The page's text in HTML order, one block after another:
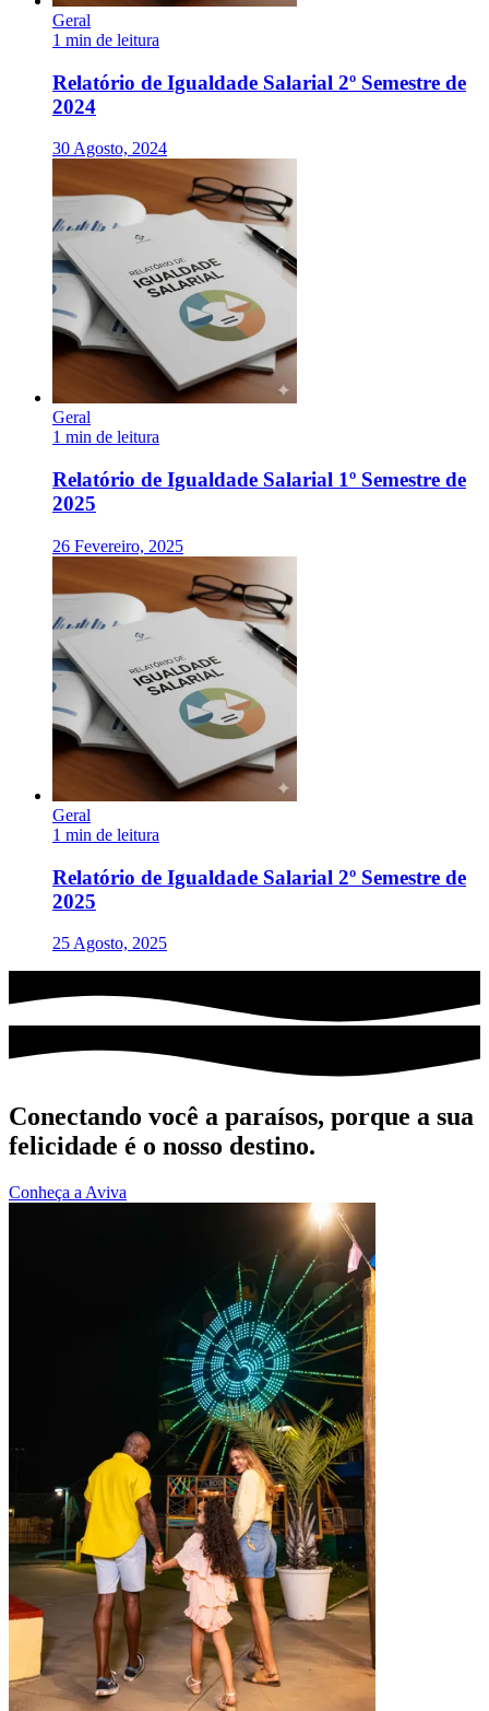
Geral
1 min de leitura
Relatório de Igualdade Salarial 2º Semestre de
2024
30 Agosto, 2024
Geral
1 min de leitura
Relatório de Igualdade Salarial 1º Semestre de
2025
26 Fevereiro, 2025
Geral
1 min de leitura
Relatório de Igualdade Salarial 2º Semestre de
2025
25 Agosto, 2025
Conectando você a paraísos, porque a sua
felicidade é o nosso destino.
Conheça a Aviva